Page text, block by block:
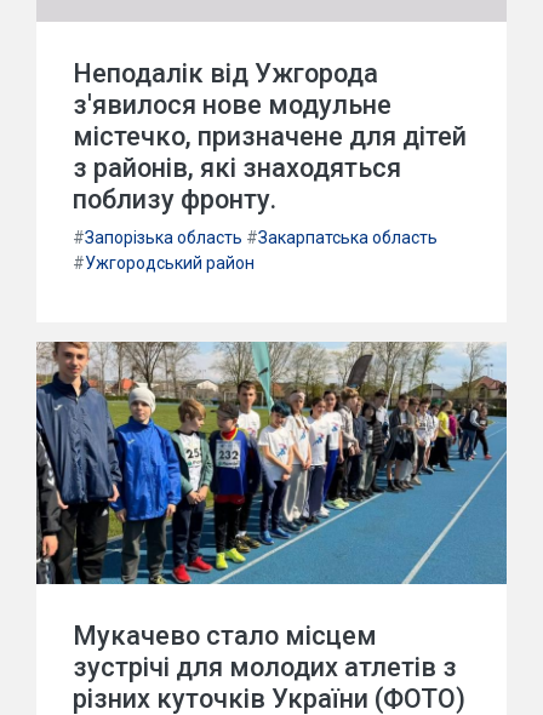
Неподалік від Ужгорода
з'явилося нове модульне
містечко, призначене для дітей
з районів, які знаходяться
поблизу фронту.
#Запорізька область #Закарпатська область
#Ужгородський район
Мукачево стало місцем
зустрічі для молодих атлетів з
різних куточків України (ФОТО)